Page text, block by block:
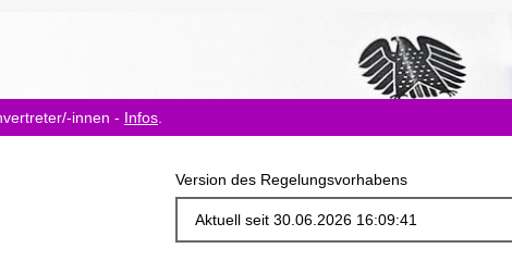
innen - Infos
Version des Regelungsvorhabens